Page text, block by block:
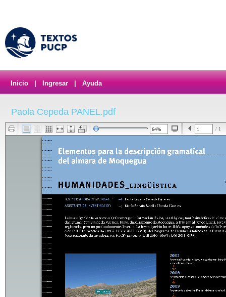
Inicio Ingresar Ayuda
Paola Cepeda PANEL.pdf
/ 1